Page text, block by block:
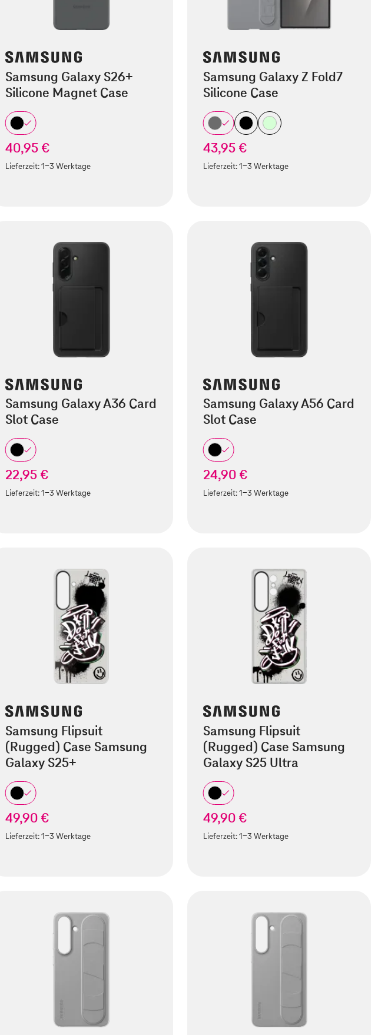
Samsung Galaxy S26+
Silicone Magnet Case
40,95 €
Lieferzeit:1-3 Werktage
Samsung Galaxy Z Fold7
Silicone Case
43,95 €
Lieferzeit:1-3 Werktage
Samsung Galaxy A36 Card
Slot Case
22,95 €
Lieferzeit:1-3 Werktage
Samsung Galaxy A56 Card
Slot Case
24,90 €
Lieferzeit:1-3 Werktage
Samsung Flipsuit
(Rugged) Case Samsung
Galaxy S25+
49,90 €
Lieferzeit:1-3 Werktage
Samsung Flipsuit
(Rugged) Case Samsung
Galaxy S25 Ultra
49,90 €
Lieferzeit:1-3 Werktage